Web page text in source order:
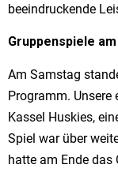
beeindruckende
Gruppenspiele
Am Samstag
Programm. Unsere
Kassel Huskies,
Spiel war über
hatte am Ende